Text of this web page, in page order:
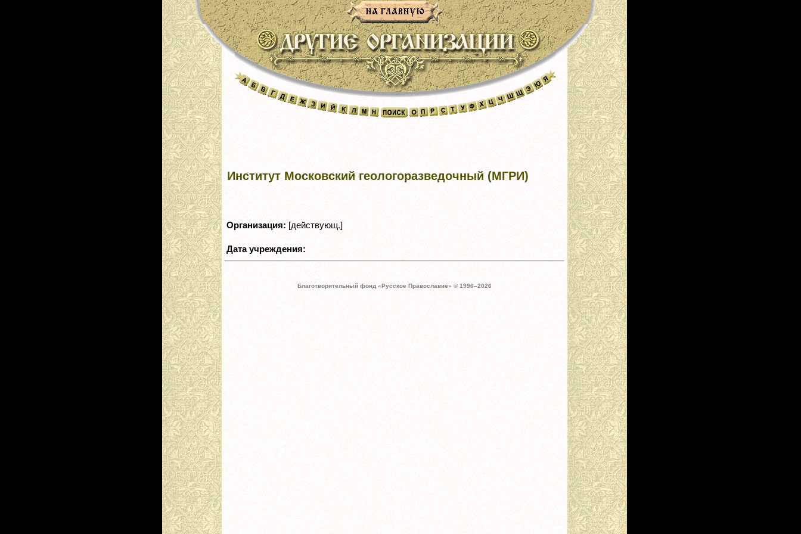
Институт Московский геологоразведочный (МГРИ)
Организация: [действующ.]
Дата учреждения:
Благотворительный фонд «Русское Православие» © 1996–2026